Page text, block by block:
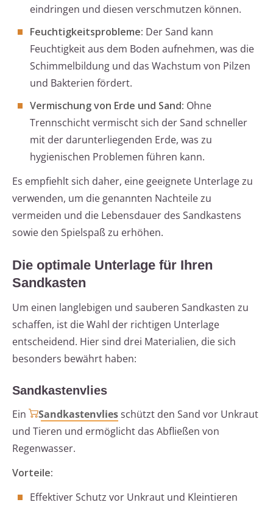
eindringen und diesen verschmutzen können.
Feuchtigkeitsprobleme: Der Sand kann
Feuchtigkeit aus dem Boden aufnehmen, was die
Schimmelbildung und das Wachstum von Pilzen
und Bakterien fördert.
Vermischung von Erde und Sand: Ohne
Trennschicht vermischt sich der Sand schneller
mit der darunterliegenden Erde, was zu
hygienischen Problemen führen kann.
Es empfiehlt sich daher, eine geeignete Unterlage zu
verwenden, um die genannten Nachteile zu
vermeiden und die Lebensdauer des Sandkastens
sowie den Spielspaß zu erhöhen.
Die optimale Unterlage für Ihren
Sandkasten
Um einen langlebigen und sauberen Sandkasten zu
schaffen, ist die Wahl der richtigen Unterlage
entscheidend. Hier sind drei Materialien, die sich
besonders bewährt haben:
Sandkastenvlies
Ein
Sandkastenvliesschützt den Sand vor Unkraut
und Tieren und ermöglicht das Abfließen von
Regenwasser.
Vorteile:
Effektiver Schutz vor Unkraut und Kleintieren